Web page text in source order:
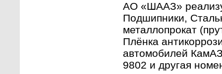
АО «ШААЗ»
Подшипники,
металлопрокат
Плёнка
автомобилей
9802 и другая